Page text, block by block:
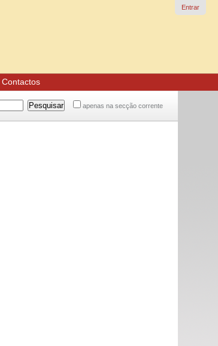
Entrar
Contactos
apenas na secção corrente